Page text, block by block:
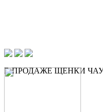
В ПРОДАЖЕ ЩЕНКИ